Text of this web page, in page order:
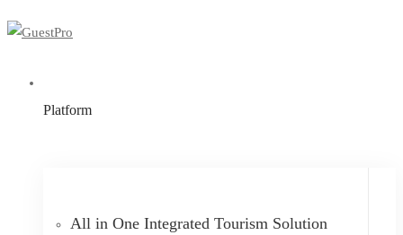
Platform
All in One Integrated Tourism Solution